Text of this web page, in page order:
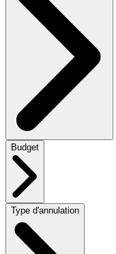
Budget
Type d'annulation